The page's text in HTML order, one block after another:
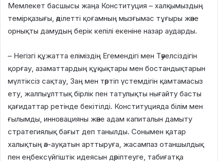
Мемлекет басшысы жаңа Конституция – халқымыздың
темірқазығы, әділетті қоғамның мызғымас тұғыры және
орнықты дамудың берік кепілі екеніне назар аударды.
– Негізгі құжатта еліміздің Егемендігі мен Тәуелсіздігін
қорғау, азаматтардың құқықтары мен бостандықтарын
мүлтіксіз сақтау, Заң мен тәртіп үстемдігін қамтамасыз
ету, жалпыұлттық бірлік пен татулықты нығайту басты
қағидаттар ретінде бекітілді. Конституцияда білім мен
ғылымды, инновацияны және адам капиталын дамыту
стратегиялық бағыт деп танылды. Сонымен қатар
халықтың әл-ауқатын арттыруға, жасампаз отаншылдық
пен еңбексүйгіштік идеясын дәріптеуге, табиғатқа